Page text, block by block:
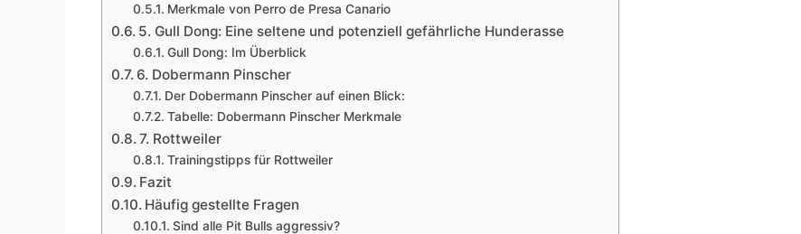
Merkmale von Perro de Presa Canario
5. Gull Dong: Eine seltene und potenziell gefährliche Hunderasse
Gull Dong: Im Überblick
6. Dobermann Pinscher
Der Dobermann Pinscher auf einen Blick:
Tabelle: Dobermann Pinscher Merkmale
7. Rottweiler
Trainingstipps für Rottweiler
Fazit
Häufig gestellte Fragen
Sind alle Pit Bulls aggressiv?